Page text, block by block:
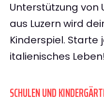
Unterstützung von
aus Luzern wird
Kinderspiel. Starte
italienisches Leben!
SCHULEN UND